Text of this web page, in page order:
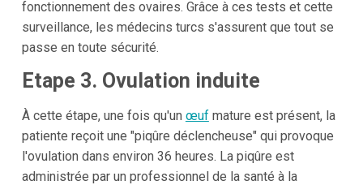
fonctionnement des ovaires. Grâce à ces tests et cette
surveillance, les médecins turcs s'assurent que tout se
passe en toute sécurité.
Etape 3. Ovulation induite
À cette étape, une fois qu'un œufmature est présent, la
patiente reçoit une "piqûre déclencheuse" qui provoque
l'ovulation dans environ 36 heures. La piqûre est
administrée par un professionnel de la santé à la